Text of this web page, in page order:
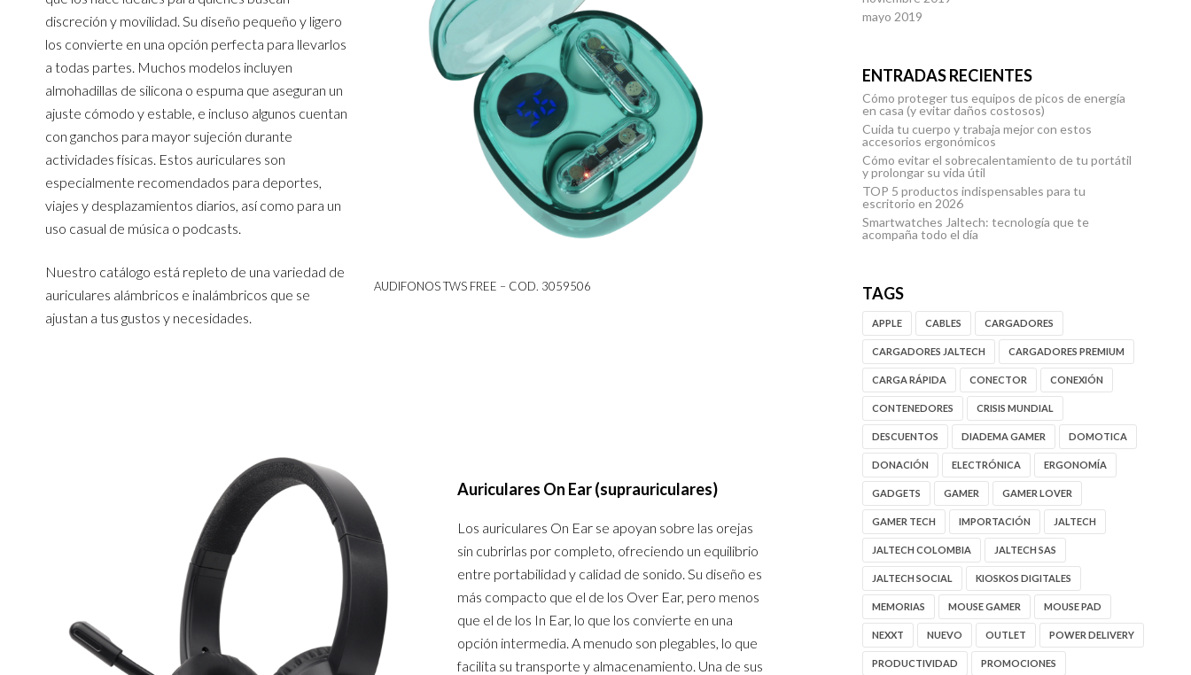
AUDIFONOS TWS FREE – COD. 3059506
discreción y movilidad. Su diseño pequeño y ligero
los convierte en una opción perfecta para llevarlos
a todas partes. Muchos modelos incluyen
almohadillas de silicona o espuma que aseguran un
ajuste cómodo y estable, e incluso algunos cuentan
con ganchos para mayor sujeción durante
actividades físicas. Estos auriculares son
especialmente recomendados para deportes,
viajes y desplazamientos diarios, así como para un
uso casual de música o podcasts.
Nuestro catálogo está repleto de una variedad de
auriculares alámbricos e inalámbricos que se
ajustan a tus gustos y necesidades.
Auriculares On Ear (suprauriculares)
Los auriculares On Ear se apoyan sobre las orejas
sin cubrirlas por completo, ofreciendo un equilibrio
entre portabilidad y calidad de sonido. Su diseño es
más compacto que el de los Over Ear, pero menos
que el de los In Ear, lo que los convierte en una
opción intermedia. A menudo son plegables, lo que
facilita su transporte y almacenamiento. Una de sus
mayo 2019
ENTRADAS RECIENTES
Cómo proteger tus equipos de picos de energía
en casa (y evitar daños costosos)
Cuida tu cuerpo y trabaja mejor con estos
accesorios ergonómicos
Cómo evitar el sobrecalentamiento de tu portátil
y prolongar su vida útil
TOP 5 productos indispensables para tu
escritorio en 2026
Smartwatches Jaltech: tecnología que te
acompaña todo el día
TAGS
APPLE CABLES CARGADORES
CARGADORES JALTECH CARGADORES PREMIUM
CARGA RÁPIDA CONECTOR CONEXIÓN
CONTENEDORES CRISIS MUNDIAL
DESCUENTOS DIADEMA GAMER DOMOTICA
DONACIÓN ELECTRÓNICA ERGONOMÍA
GADGETS GAMER GAMER LOVER
GAMER TECH IMPORTACIÓN JALTECH
JALTECH COLOMBIA JALTECH SAS
JALTECH SOCIAL KIOSKOS DIGITALES
MEMORIAS MOUSE GAMER MOUSE PAD
NEXXT NUEVO OUTLET POWER DELIVERY
PRODUCTIVIDAD PROMOCIONES